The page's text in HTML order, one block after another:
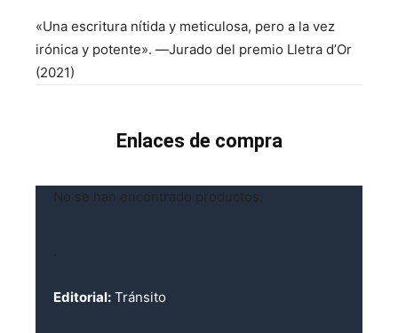
«Una escritura nítida y meticulosa, pero a la vez
irónica y potente». ―Jurado del premio Lletra d’Or
(2021)
Enlaces de compra
No se han encontrado productos.
.
Editorial: Tránsito